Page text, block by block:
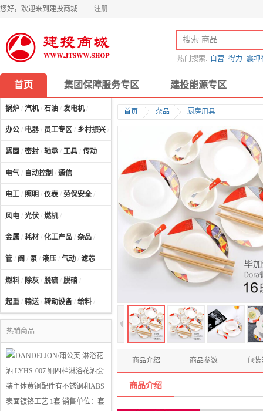
您好，欢迎来到建投商城 注册
热门搜索: 自营 得力 震坤
首页 集团保障服务专区 建投能源专区
锅炉 / 汽机/ 石油 / 发电机/
办公 / 电器 / 员工专区 / 乡村振兴 /
紧固 / 密封 / 轴承 / 工具 / 传动
电气 / 自动控制 / 通信
电工 / 照明 / 仪表 / 劳保安全 /
风电 / 光伏 / 燃机/
金属 / 耗材 / 化工产品 / 杂品 /
管 / 阀 / 泵 / 液压 / 气动 / 滤芯
燃料 / 除灰 / 脱硫 / 脱硝 /
起重 / 输送/ 转动设备 / 给料 /
热销商品
首页 杂品 厨房用具
商品介绍 商品参数 包装
商品介绍